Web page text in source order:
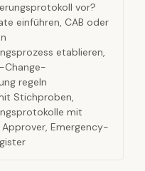
vor?
einführen, CAB oder
etablieren,
Change-
regeln
Stichproben,
mit
Emergency-